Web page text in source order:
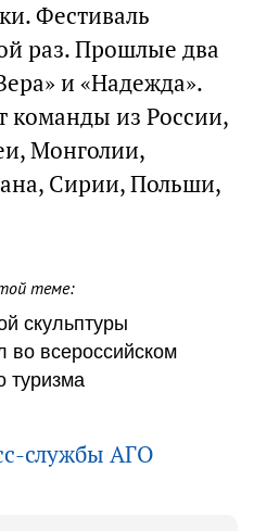
Фестиваль
раз. Прошлые два
и «Надежда».
команды из России,
Монголии,
Сирии, Польши,
теме:
скульптуры
во всероссийском
туризма
службы АГО